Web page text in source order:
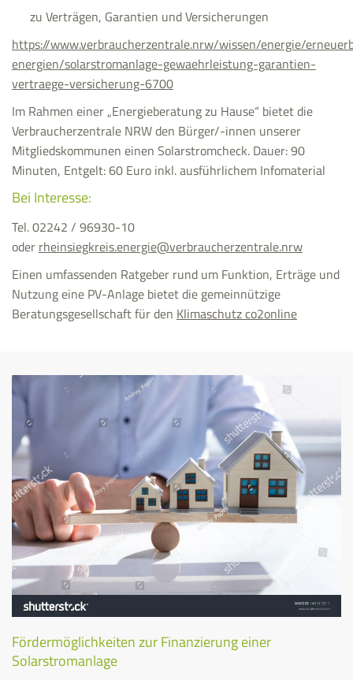
zu Verträgen, Garantien und Versicherungen
https://www.verbraucherzentrale.nrw/wissen/energie/
energien/solarstromanlage-gewaehrleistung-garantien-
vertraege-versicherung-6700
Im Rahmen einer „Energieberatung zu Hause“ bietet die
Verbraucherzentrale NRW den Bürger/-innen unserer
Mitgliedskommunen einen Solarstromcheck. Dauer: 90
Minuten, Entgelt: 60 Euro inkl. ausführlichem Infomaterial
Bei Interesse:
Tel. 02242 / 96930-10
oder rheinsiegkreis.energie@verbraucherzentrale.nrw
Einen umfassenden Ratgeber rund um Funktion, Erträge und
Nutzung eine PV-Anlage bietet die gemeinnützige
Beratungsgesellschaft für den Klimaschutz co2online
Fördermöglichkeiten zur Finanzierung einer
Solarstromanlage